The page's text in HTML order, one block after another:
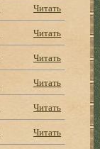
Читать
Читать
Читать
Читать
Читать
Читать